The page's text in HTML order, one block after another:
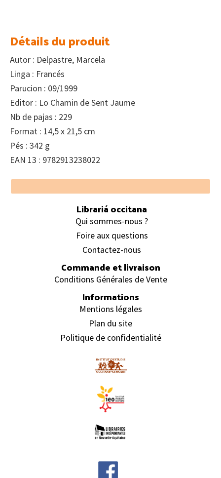
Détails du produit
Autor : Delpastre, Marcela
Linga : Francés
Parucion : 09/1999
Editor : Lo Chamin de Sent Jaume
Nb de pajas : 229
Format : 14,5 x 21,5 cm
Pés : 342 g
EAN 13 : 9782913238022
Footer
Librariá occitana
Qui sommes-nous ?
Foire aux questions
Contactez-nous
Commande et livraison
Conditions Générales de Vente
Informations
Mentions légales
Plan du site
Politique de confidentialité